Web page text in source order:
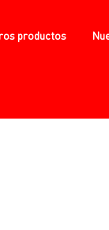
productos